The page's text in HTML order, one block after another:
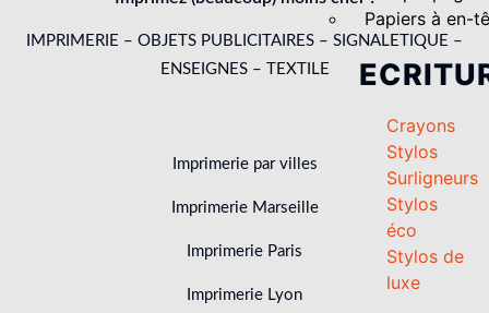
Papiers à en-
Crayons
Stylos
Surligneurs
Stylos
éco
Stylos de
luxe
IMPRIMERIE – OBJETS PUBLICITAIRES – SIGNALETIQUE –
ENSEIGNES – TEXTILE
Imprimerie par villes
Imprimerie Marseille
Imprimerie Paris
Imprimerie Lyon